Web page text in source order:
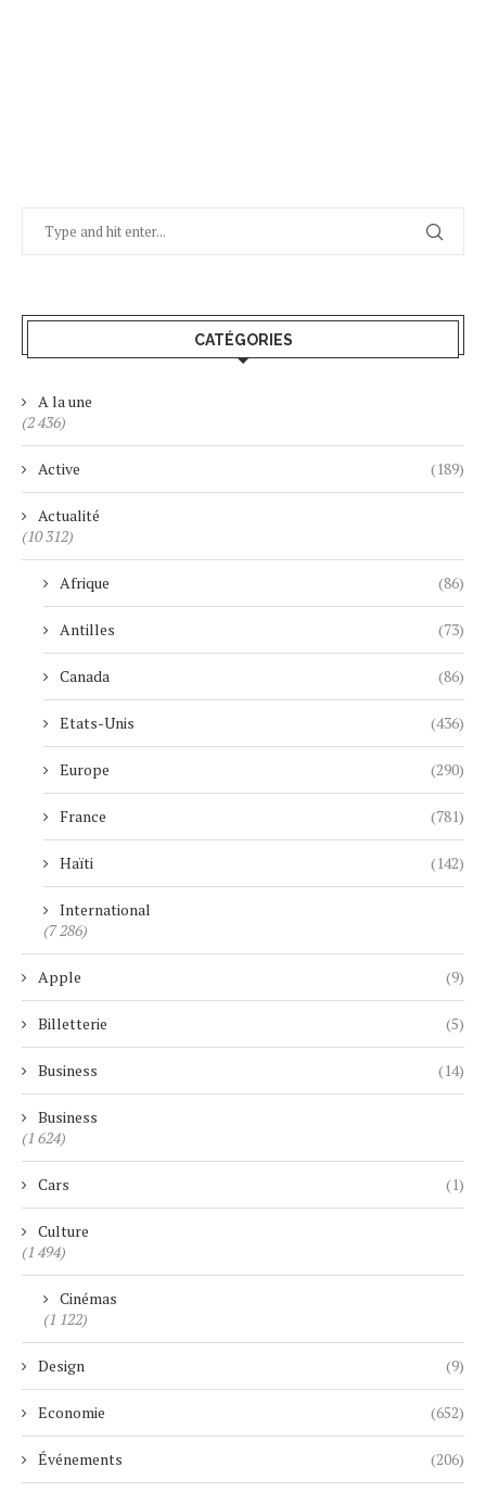
CATÉGORIES
A la une
(2 436)
Active (189)
Actualité
(10 312)
Afrique (86)
Antilles (73)
Canada (86)
Etats-Unis (436)
Europe (290)
France (781)
Haïti (142)
International
(7 286)
Apple (9)
Billetterie (5)
Business (14)
Business
(1 624)
Cars (1)
Culture
(1 494)
Cinémas
(1 122)
Design (9)
Economie (652)
Événements (206)